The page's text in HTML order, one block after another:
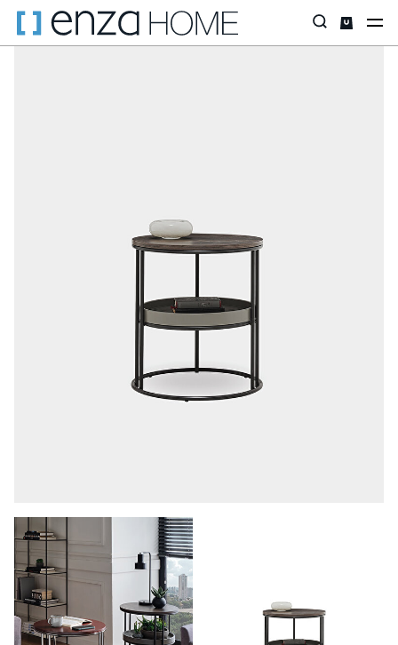
Главная страница Аксессуары Столики Приставные